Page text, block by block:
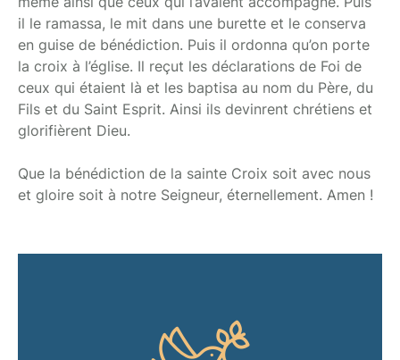
il le ramassa, le mit dans une burette et le conserva
en guise de bénédiction. Puis il ordonna qu’on porte
la croix à l’église. Il reçut les déclarations de Foi de
ceux qui étaient là et les baptisa au nom du Père, du
Fils et du Saint Esprit. Ainsi ils devinrent chrétiens et
glorifièrent Dieu.
Que la bénédiction de la sainte Croix soit avec nous
et gloire soit à notre Seigneur, éternellement. Amen !